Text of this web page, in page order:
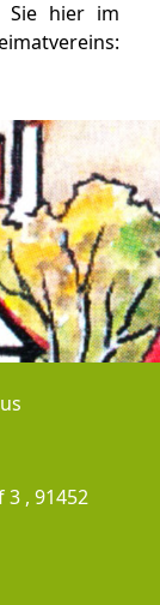
Sie hier im
, 91452